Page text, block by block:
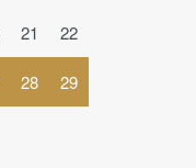
21 22
28 29